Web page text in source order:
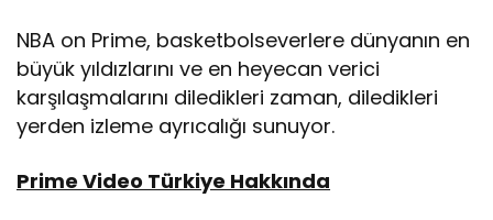
NBA on Prime, basketbolseverlere dünyanın en
büyük yıldızlarını ve en heyecan verici
karşılaşmalarını diledikleri zaman, diledikleri
yerden izleme ayrıcalığı sunuyor.
Prime Video Türkiye Hakkında